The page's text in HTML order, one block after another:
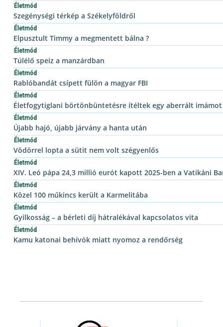
Életmód
Szegénységi térkép a Székelyföldről
Életmód
Elpusztult Timmy a megmentett bálna ?
Életmód
Túlélő speiz a manzárdban
Életmód
Rablóbandát csípett fülön a magyar FBI
Életmód
Életfogytiglani börtönbüntetésre ítéltek egy aberrált imámot
Életmód
Újabb hajó, újabb járvány a hanta után
Életmód
Vödörrel lopta a sütit nem volt szégyenlős
Életmód
XIV. Leó pápa 24,3 millió eurót kapott 2025-ben a Vatikáni
Életmód
Közel 100 műkincs került a Karmelitába
Életmód
Gyilkosság – a bérleti díj hátralékával kapcsolatos vita
Életmód
Kamu katonai behívók miatt nyomoz a rendőrség